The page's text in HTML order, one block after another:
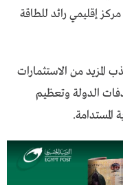
إقليمي رائد للطاقة
من الاستثمارات
الدولة وتعظيم
المستدامة.